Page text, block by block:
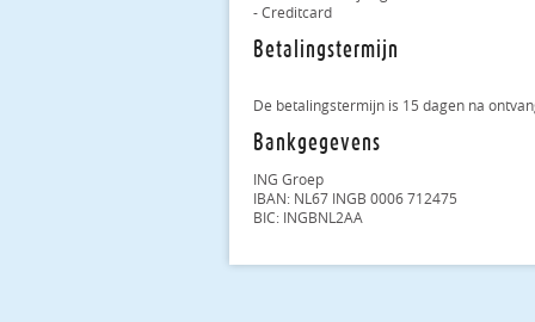
- Cre­dit­card
Betalingstermijn
De be­ta­lings­ter­mijn is 15 dagen na
Bankgegevens
ING Groep
IBAN: NL67 INGB 0006 712475
BIC: IN­G­BN­L2AA